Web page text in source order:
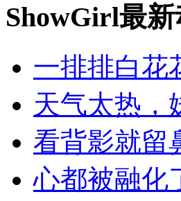
ShowGirl最
一排排白花
天气太热，
看背影就留
心都被融化